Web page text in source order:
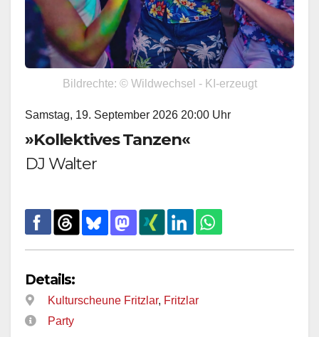
Bildrechte: © Wildwechsel - KI-erzeugt
Samstag, 19. September 2026 20:00 Uhr
»Kollektives Tanzen«
DJ Walter
Details:
Kulturscheune Fritzlar, Fritzlar
Party